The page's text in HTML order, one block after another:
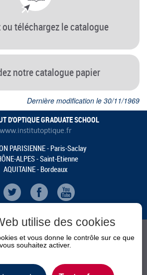
téléchargez le catalogue
notre catalogue papier
Dernière modification le 30/11/1969
D'OPTIQUE GRADUATE SCHOOL
www.institutoptique.fr
PARISIENNE - Paris-Saclay
ALPES - Saint-Etienne
AQUITAINE - Bordeaux
utilise des cookies
et vous donne le contrôle sur ce que
vous souhaitez activer.